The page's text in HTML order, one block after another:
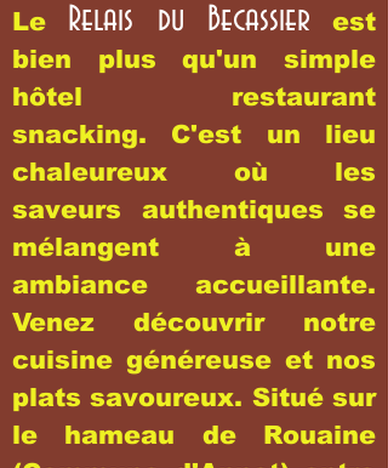
Le Relais du Becassier est
bien plus qu'un simple
hôtel restaurant
snacking. C'est un lieu
chaleureux où les
saveurs authentiques se
mélangent à une
ambiance accueillante.
Venez découvrir notre
cuisine généreuse et nos
plats savoureux. Situé sur
le hameau de Rouaine